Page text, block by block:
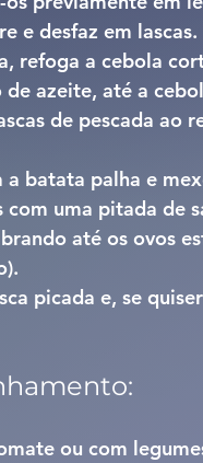
e desfaz em lascas.
refoga a cebola
azeite, até a
de pescada ao
a batata palha e
com uma pitada de
até os ovos
picada e, se
ou com